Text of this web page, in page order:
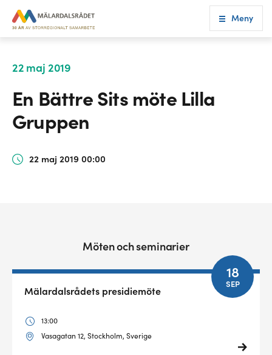
Meny
22 maj 2019
En Bättre Sits möte Lilla
Gruppen
22 maj 2019 00:00
Möten och seminarier
18
SEP
Mälardalsrådets presidiemöte
13:00
Vasagatan 12, Stockholm, Sverige